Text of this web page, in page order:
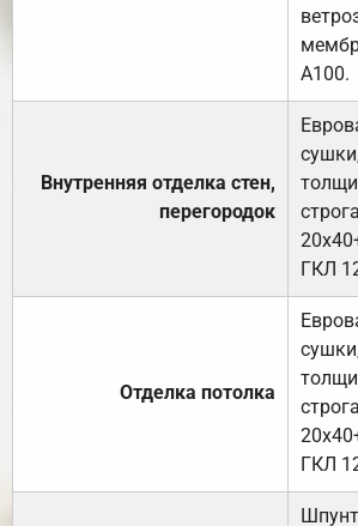
А100.
Внутренняя отделка стен,
перегородок
ГКЛ
Отделка потолка
ГКЛ